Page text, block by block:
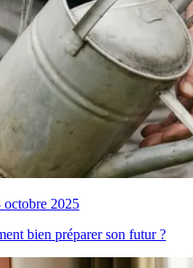
octobre 2025
bien préparer son futur ?